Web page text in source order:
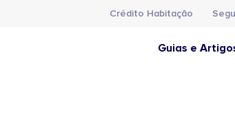
Crédito Habitação
Guias e